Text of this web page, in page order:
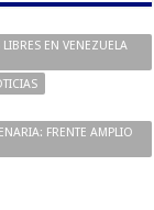
EN VENEZUELA
FRENTE AMPLIO